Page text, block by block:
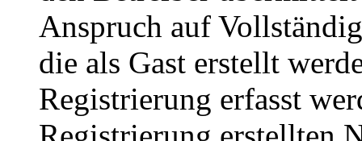
Anspruch auf
die als Gast erstellt
Registrierung erfasst